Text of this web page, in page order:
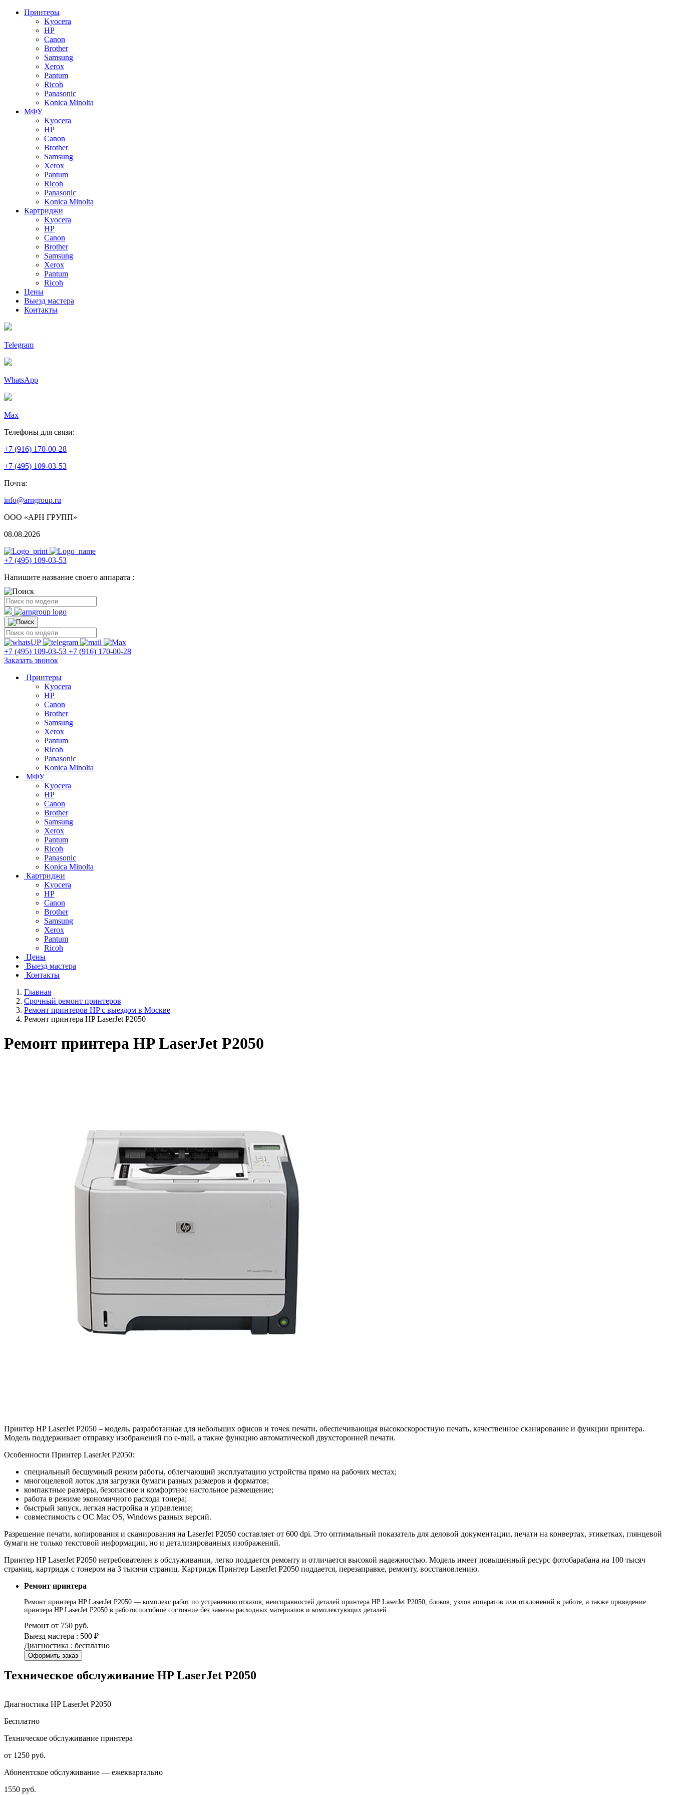
Принтеры
Kyocera
HP
Canon
Brother
Samsung
Xerox
Pantum
Ricoh
Panasonic
Konica Minolta
МФУ
Kyocera
HP
Canon
Brother
Samsung
Xerox
Pantum
Ricoh
Panasonic
Konica Minolta
Картриджи
Kyocera
HP
Canon
Brother
Samsung
Xerox
Pantum
Ricoh
Цены
Выезд мастера
Контакты
Telegram
WhatsApp
Max
Телефоны для связи:
+7 (916) 170-00-28
+7 (495) 109-03-53
Почта:
info@arngroup.ru
ООО «АРН ГРУПП»
08.08.2026
+7 (495) 109-03-53
Напишите название своего аппарата :
+7 (495) 109-03-53 +7 (916) 170-00-28
Заказать звонок
Принтеры
Kyocera
HP
Canon
Brother
Samsung
Xerox
Pantum
Ricoh
Panasonic
Konica Minolta
МФУ
Kyocera
HP
Canon
Brother
Samsung
Xerox
Pantum
Ricoh
Panasonic
Konica Minolta
Картриджи
Kyocera
HP
Canon
Brother
Samsung
Xerox
Pantum
Ricoh
Цены
Выезд мастера
Контакты
Главная
Срочный ремонт принтеров
Ремонт принтеров HP с выездом в Москве
Ремонт принтера HP LaserJet P2050
Ремонт принтера HP LaserJet P2050
Принтер HP LaserJet P2050 – модель, разработанная для небольших офисов и точек печати, обеспечивающая высокоскоростную печать, качественное сканирование и функции принтера.
Модель поддерживает отправку изображений по e-mail, а также функцию автоматической двухсторонней печати.
Особенности Принтер LaserJet P2050:
специальный бесшумный режим работы, облегчающий эксплуатацию устройства прямо на рабочих местах;
многоцелевой лоток для загрузки бумаги разных размеров и форматов;
компактные размеры, безопасное и комфортное настольное размещение;
работа в режиме экономичного расхода тонера;
быстрый запуск, легкая настройка и управление;
совместимость с ОС Mac OS, Windows разных версий.
Разрешение печати, копирования и сканирования на LaserJet P2050 составляет от 600 dpi. Это оптимальный показатель для деловой документации, печати на конвертах, этикетках, глянцевой
бумаги не только текстовой информации, но и детализированных изображений.
Принтер HP LaserJet P2050 нетребователен в обслуживании, легко поддается ремонту и отличается высокой надежностью. Модель имеет повышенный ресурс фотобарабана на 100 тысяч
страниц, картридж с тонером на 3 тысячи страниц. Картридж Принтер LaserJet P2050 поддается, перезаправке, ремонту, восстановлению.
Ремонт принтера
Ремонт принтера HP LaserJet P2050 — комплекс работ по устранению отказов, неисправностей деталей принтера HP LaserJet P2050, блоков, узлов аппаратов или отклонений в работе, а также приведение
принтера HP LaserJet P2050 в работоспособное состояние без замены расходных материалов и комплектующих деталей.
Ремонт от 750 руб.
Выезд мастера : 500 ₽
Диагностика : бесплатно
Оформить заказ
Техническое обслуживание HP LaserJet P2050
Диагностика HP LaserJet P2050
Бесплатно
Техническое обслуживание принтера
от 1250 руб.
Абонентское обслуживание — ежеквартально
1550 руб.